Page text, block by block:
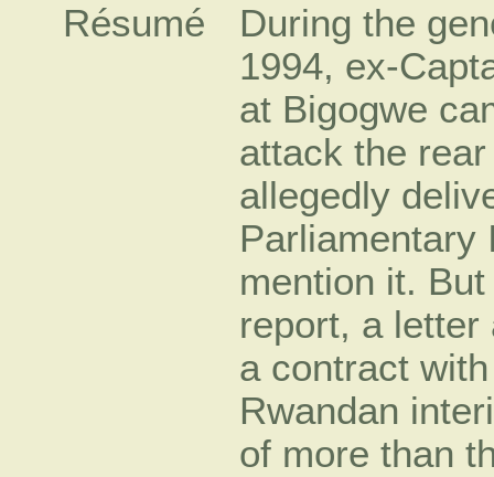
Résumé
During the
1994, ex-
at Bigogwe
attack the
allegedly
Parliamentary
mention it.
report, a
a contract
Rwandan
of more than